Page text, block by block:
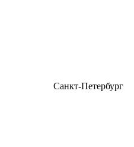
Санкт-Петербург